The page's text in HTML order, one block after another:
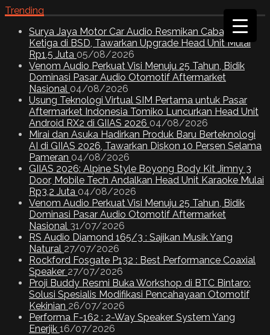
Trending
Surya Jaya Motor Car Audio Resmikan Cabang
Ketiga di BSD, Tawarkan Upgrade Head Unit Mulai
Rp1,5 Juta 05/08/2026
Venom Audio Perkuat Visi Menuju 25 Tahun, Bidik
Dominasi Pasar Audio Otomotif Aftermarket
Nasional 04/08/2026
Usung Teknologi Virtual SIM Pertama untuk Pasar
Aftermarket Indonesia Tomiko Luncurkan Head Unit
Android RX2 di GIIAS 2026 04/08/2026
Mirai dan Asuka Hadirkan Produk Baru Berteknologi
AI di GIIAS 2026, Tawarkan Diskon 10 Persen Selama
Pameran 04/08/2026
GIIAS 2026: Alpine Style Boyong Body Kit Jimny 3
Door, Mobile Tech Andalkan Head Unit Karaoke Mulai
Rp3,2 Juta 04/08/2026
Venom Audio Perkuat Visi Menuju 25 Tahun, Bidik
Dominasi Pasar Audio Otomotif Aftermarket
Nasional 31/07/2026
RS Audio Diamond 165/3 : Sajikan Musik Yang
Natural 27/07/2026
Rockford Fosgate P132 : Best Performance Coaxial
Speaker 27/07/2026
Proji Buddy Resmi Buka Workshop di BTC Bintaro:
Solusi Spesialis Modifikasi Pencahayaan Otomotif
Kekinian 26/07/2026
Performa F-162 : 2-Way Speaker System Yang
Enerjik 16/07/2026